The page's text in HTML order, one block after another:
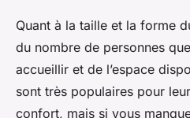
Quant à la taille et la forme
du nombre de personnes
accueillir et de l’espace
sont très populaires pour
confort, mais si vous